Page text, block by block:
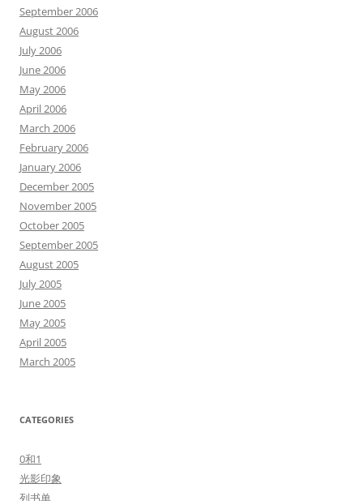
September 2006
August 2006
July 2006
June 2006
May 2006
April 2006
March 2006
February 2006
January 2006
December 2005
November 2005
October 2005
September 2005
August 2005
July 2005
June 2005
May 2005
April 2005
March 2005
CATEGORIES
0和1
光影印象
列书单